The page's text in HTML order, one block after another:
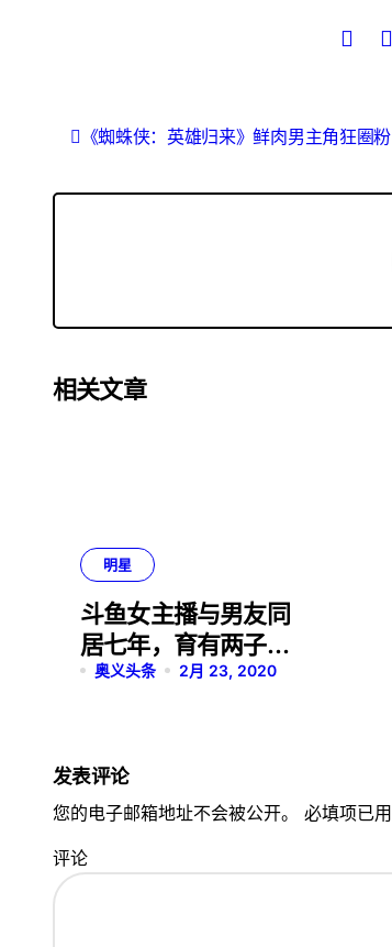
文 《蜘蛛侠：英雄归来》鲜肉男主角狂圈粉
相关文章
明星
斗鱼女主播与男友同
居七年，育有两子，
却因榜一要分手？
奥义头条 2月 23, 2020
发表评论
您的电子邮箱地址不会被公开。 必填项已用
评论